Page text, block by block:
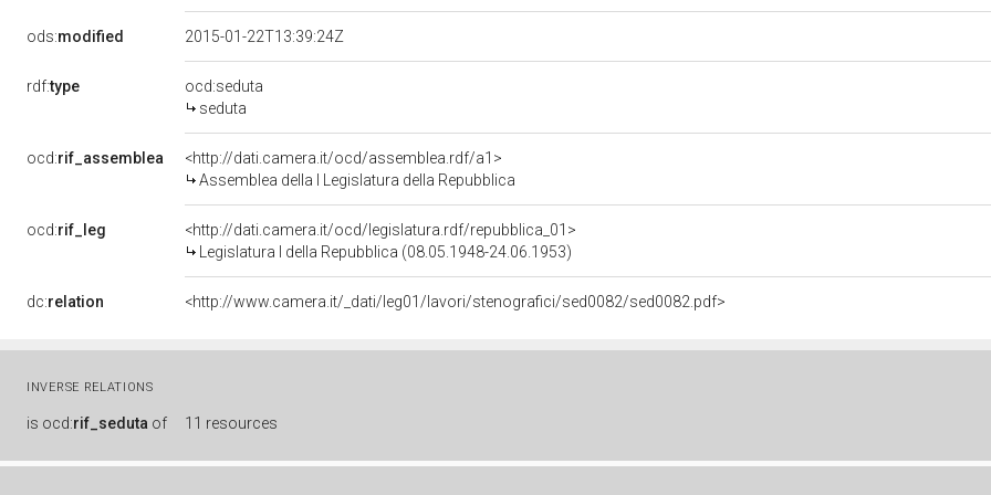
ods:modified 2015-01-22T13:39:24Z
rdf:type
ocd:seduta
seduta
ocd:rif_assemblea
<http://dati.camera.it/ocd/assemblea.rdf/a1>
Assemblea della I Legislatura della Repubblica
ocd:rif_leg
<http://dati.camera.it/ocd/legislatura.rdf/repubblica_01>
Legislatura I della Repubblica (08.05.1948-24.06.1953)
dc:relation <http://www.camera.it/_dati/leg01/lavori/stenografici/sed0082/sed0082.pdf>
INVERSE RELATIONS
is ocd:rif_seduta of 11 resources